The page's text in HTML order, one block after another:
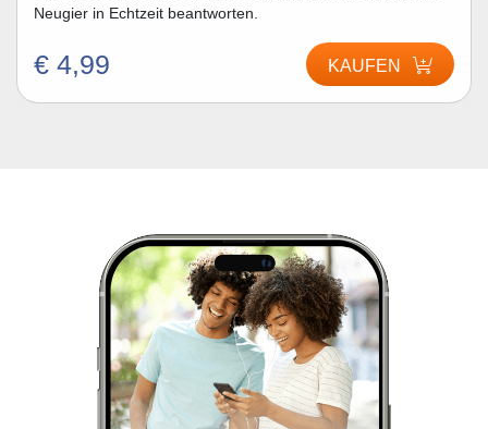
Neugier in Echtzeit beantworten.
€ 4,99 KAUFEN